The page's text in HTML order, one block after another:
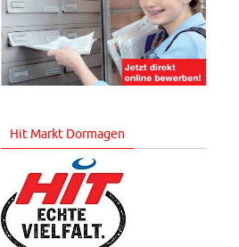
Hit Markt Dormagen